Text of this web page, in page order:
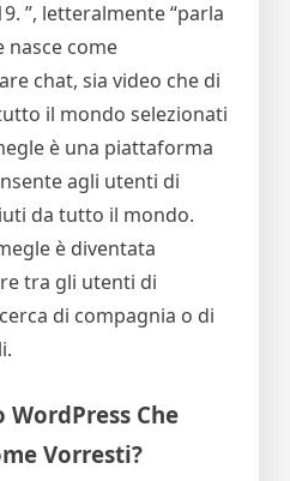
”, letteralmente “parla
nasce come
chat, sia video che di
il mondo selezionati
è una piattaforma
agli utenti di
da tutto il mondo.
è diventata
tra gli utenti di
di compagnia o di
WordPress Che
Vorresti?